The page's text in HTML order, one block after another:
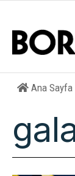
Ana Sayfa